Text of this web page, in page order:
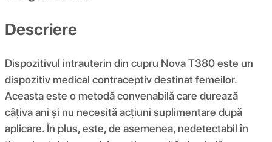
Descriere
Dispozitivul intrauterin din cupru Nova T380 este un
dispozitiv medical contraceptiv destinat femeilor.
Aceasta este o metodă convenabilă care durează
câțiva ani și nu necesită acțiuni suplimentare după
aplicare. În plus, este, de asemenea, nedetectabil în